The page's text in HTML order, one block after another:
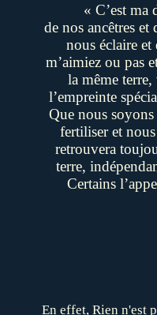
« C’est
de nos ancêtres et
nous éclaire
m’aimiez ou pas
la même
l’empreinte
Que nous
fertiliser et
retrouvera
terre,
Certains
En effet, Rien n'est